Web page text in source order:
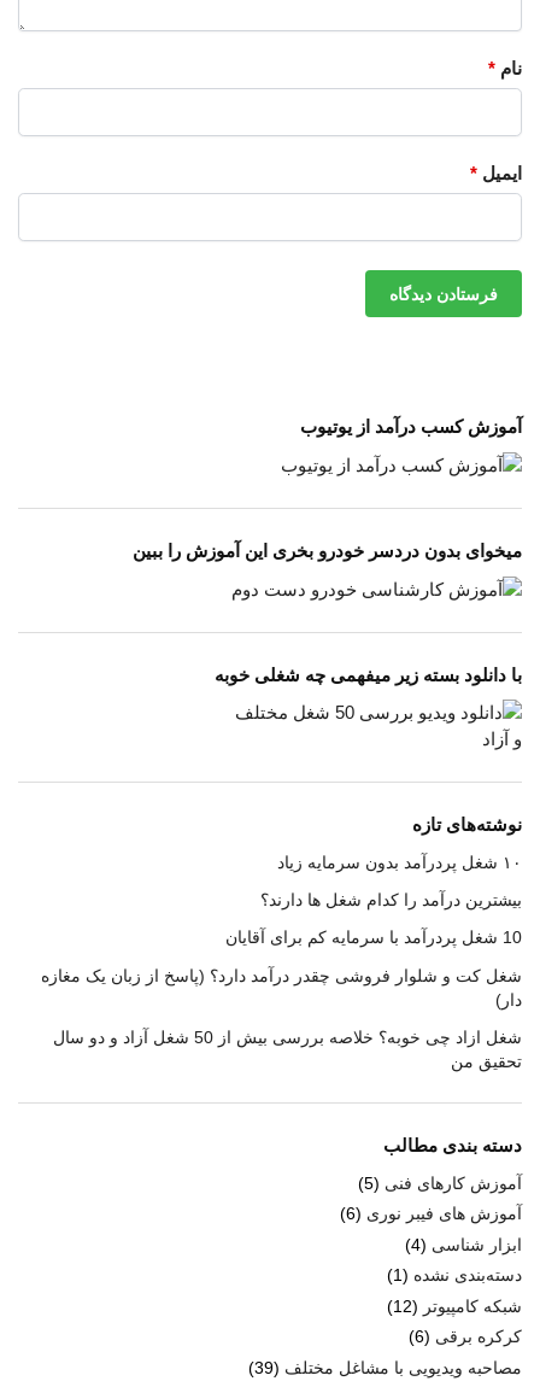
نام *
ایمیل *
آموزش کسب درآمد از یوتیوب
میخوای بدون دردسر خودرو بخری این آموزش را ببین
با دانلود بسته زیر میفهمی چه شغلی خوبه
نوشته‌های تازه
۱۰ شغل پردرآمد بدون سرمایه زیاد
بیشترین درآمد را کدام شغل ها دارند؟
10 شغل پردرآمد با سرمایه کم برای آقایان
شغل کت و شلوار فروشی چقدر درآمد دارد؟ (پاسخ از زبان یک مغازه
دار)
شغل ازاد چی خوبه؟ خلاصه بررسی بیش از 50 شغل آزاد و دو سال
تحقیق من
دسته بندی مطالب
آموزش کارهای فنی (5)
آموزش های فیبر نوری (6)
ابزار شناسی (4)
دسته‌بندی نشده (1)
شبکه کامپیوتر (12)
کرکره برقی (6)
مصاحبه ویدیویی با مشاغل مختلف (39)